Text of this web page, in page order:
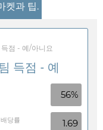
켓과 팁.
득점 - 예/아니요
득점 - 예
56%
당률 1.69